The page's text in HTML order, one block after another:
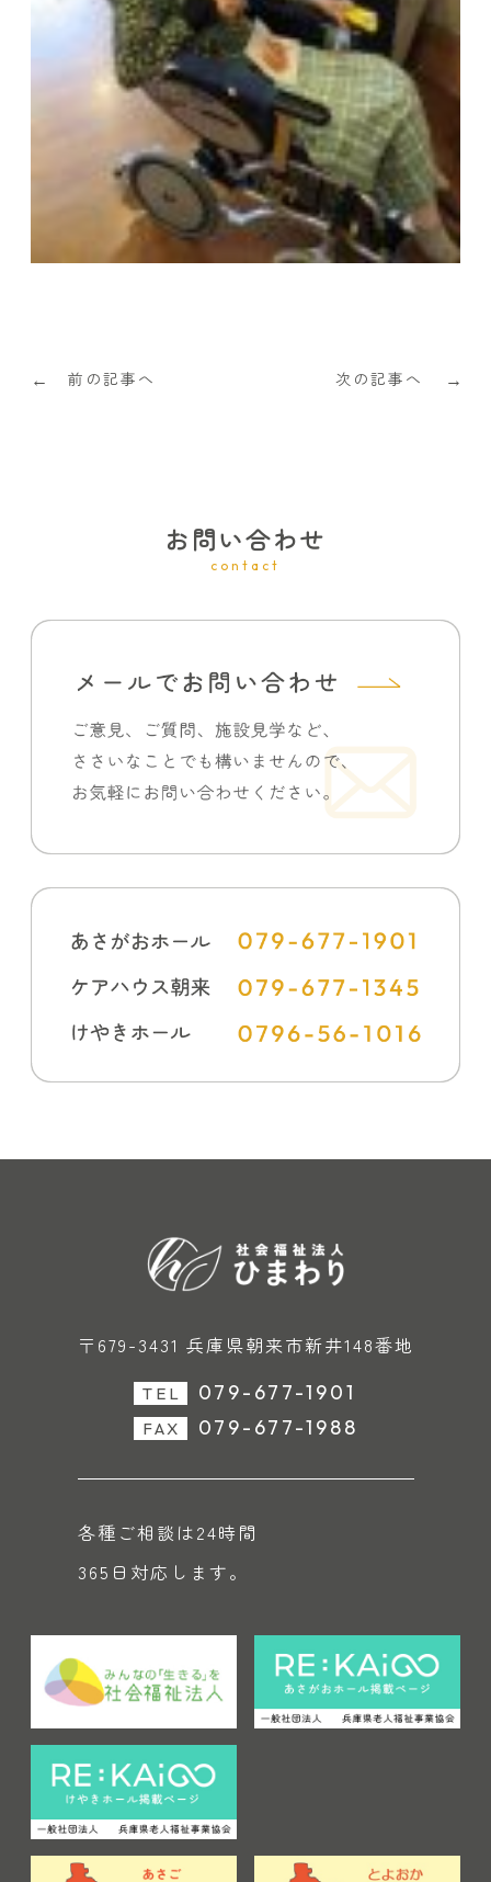
← 前の記事へ 次の記事へ →
お問い合わせ
contact
〒679-3431 兵庫県朝来市新井148番地
TEL 079-677-1901
FAX 079-677-1988
各種ご相談は24時間
365日対応します。